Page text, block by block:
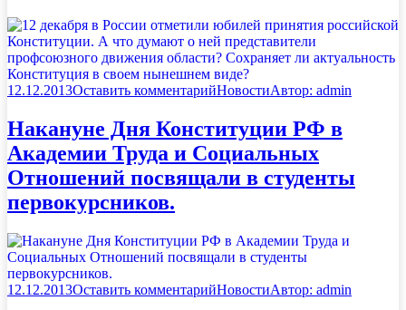
12.12.2013Оставить комментарийНовостиАвтор: admin
Накануне Дня Конституции РФ в
Академии Труда и Социальных
Отношений посвящали в студенты
первокурсников.
12.12.2013Оставить комментарийНовостиАвтор: admin